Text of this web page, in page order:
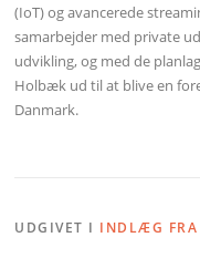
(IoT) og avancerede
samarbejder med private
udvikling, og med de
Holbæk ud til at blive en
Danmark.
UDGIVET I INDLÆG